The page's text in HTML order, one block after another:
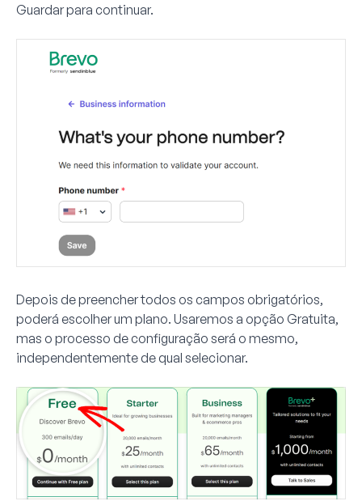
Guardarpara continuar.
Depois de preencher todos os campos obrigatórios,
poderá escolher um plano. Usaremos a opção Gratuita,
mas o processo de configuração será o mesmo,
independentemente de qual selecionar.